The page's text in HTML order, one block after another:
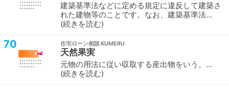
建築基準法などに定める規定に違反して建築さ
れた建物等のことです。なお、建築基準法…
続きを読む
70 住宅ローン相談
天然果実
元物の用法に従い収取する産出物をいう。…
続きを読む